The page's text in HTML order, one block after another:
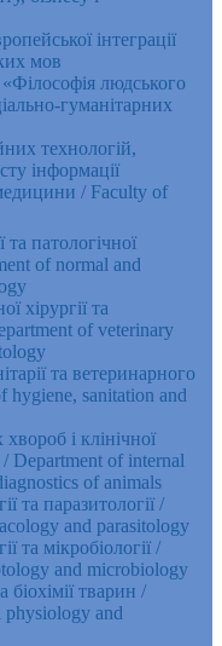
інтеграції
мов
людського
гуманітарних
технологій,
інформації
/ Faculty of
патологічної
of normal and
хірургії та
of veterinary
та ветеринарного
hygiene, sanitation and
і клінічної
Department of internal
of animals
та паразитології /
and parasitology
та мікробіології /
and microbiology
біохімії тварин /
physiology and